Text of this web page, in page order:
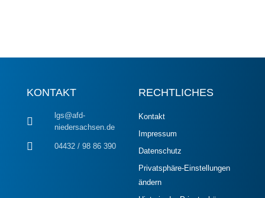
KONTAKT
lgs@afd-
niedersachsen.de
04432 / 98 86 390
RECHTLICHES
Kontakt
Impressum
Datenschutz
Privatsphäre-Einstellungen
ändern